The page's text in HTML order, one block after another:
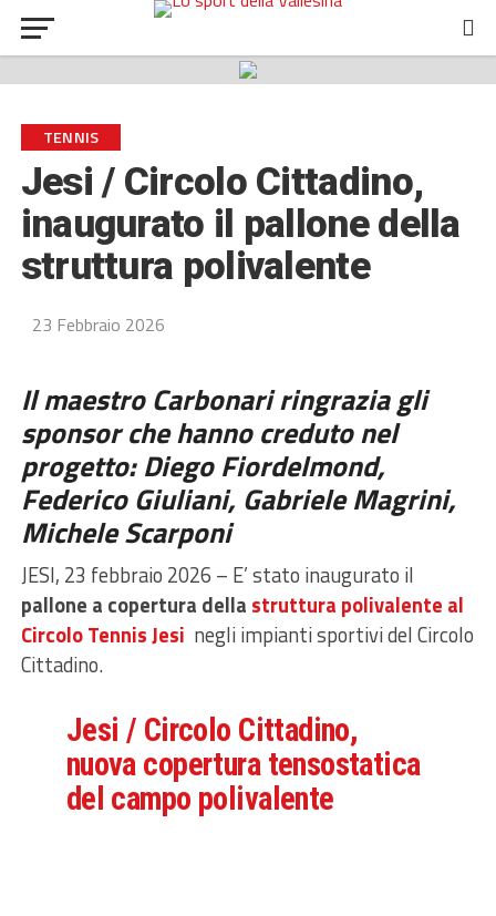
TENNIS
Jesi / Circolo Cittadino,
inaugurato il pallone della
struttura polivalente
23 Febbraio 2026
Il maestro Carbonari ringrazia gli
sponsor che hanno creduto nel
progetto: Diego Fiordelmond,
Federico Giuliani, Gabriele Magrini,
Michele Scarponi
JESI, 23 febbraio 2026 – E’ stato inaugurato il
pallone a copertura della struttura polivalente al
Circolo Tennis Jesi negli impianti sportivi del Circolo
Cittadino.
Jesi / Circolo Cittadino,
nuova copertura tensostatica
del campo polivalente